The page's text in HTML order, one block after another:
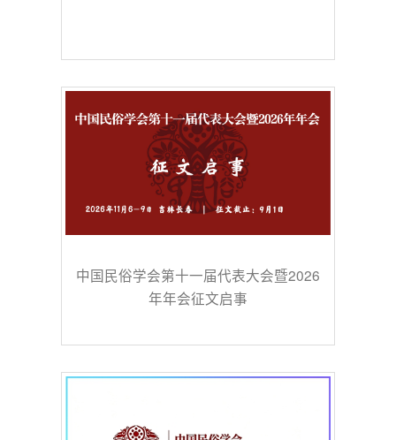
中国民俗学会第十一届代表大会暨2026
年年会征文启事